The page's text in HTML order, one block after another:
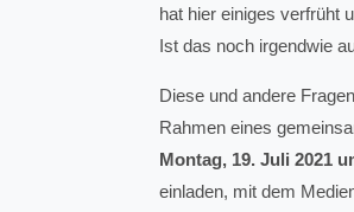
hat hier einiges verfrüht
Ist das noch irgendwie
Diese und andere
Rahmen eines
Montag, 19. Juli 2021
einladen, mit dem